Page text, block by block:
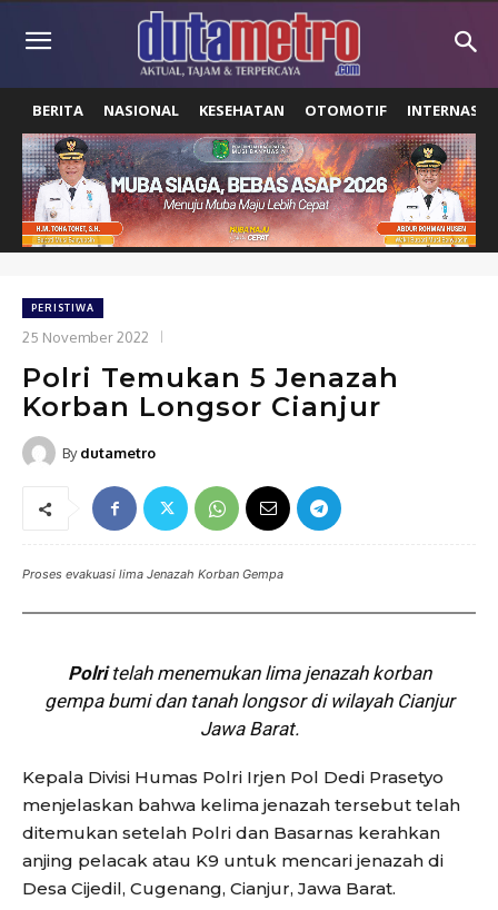
BERITA NASIONAL KESEHATAN OTOMOTIF
PERISTIWA
25 November 2022
Polri Temukan 5 Jenazah
Korban Longsor Cianjur
By dutametro
Proses evakuasi lima Jenazah Korban Gempa
Polritelah menemukan lima jenazah korban
gempa bumi dan tanah longsor di wilayah Cianjur
Jawa Barat.
Kepala Divisi Humas Polri Irjen Pol Dedi Prasetyo
menjelaskan bahwa kelima jenazah tersebut telah
ditemukan setelah Polri dan Basarnas kerahkan
anjing pelacak atau K9 untuk mencari jenazah di
Desa Cijedil, Cugenang, Cianjur, Jawa Barat.